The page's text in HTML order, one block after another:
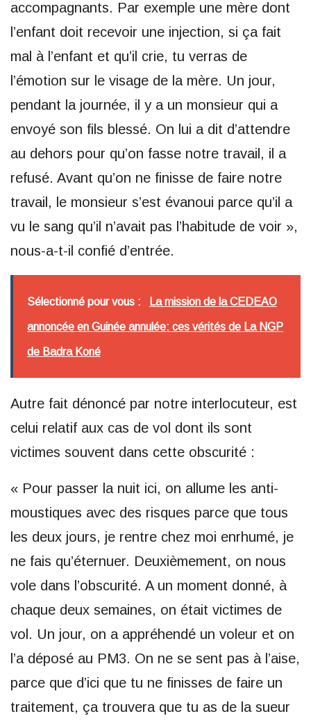
accompagnants. Par exemple une mère dont
l’enfant doit recevoir une injection, si ça fait
mal à l’enfant et qu’il crie, tu verras de
l’émotion sur le visage de la mère. Un jour,
pendant la journée, il y a un monsieur qui a
envoyé son fils blessé. On lui a dit d’attendre
au dehors pour qu’on fasse notre travail, il a
refusé. Avant qu’on ne finisse de faire notre
travail, le monsieur s’est évanoui parce qu’il a
vu le sang qu’il n’avait pas l’habitude de voir »,
nous-a-t-il confié d’entrée.
Sélectionné pour vous : La mission de la CEDEAO
annoncée en Guinée annulée: ces vérités de La NGP
de Badra Koné
Autre fait dénoncé par notre interlocuteur, est
celui relatif aux cas de vol dont ils sont
victimes souvent dans cette obscurité :
« Pour passer la nuit ici, on allume les anti-
moustiques avec des risques parce que tous
les deux jours, je rentre chez moi enrhumé, je
ne fais qu’éternuer. Deuxièmement, on nous
vole dans l’obscurité. A un moment donné, à
chaque deux semaines, on était victimes de
vol. Un jour, on a appréhendé un voleur et on
l’a déposé au PM3. On ne se sent pas à l’aise,
parce que d’ici que tu ne finisses de faire un
traitement, ça trouvera que tu as de la sueur